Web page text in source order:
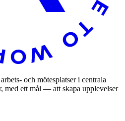
och mötesplatser i centrala
med ett mål — att skapa upplevelser